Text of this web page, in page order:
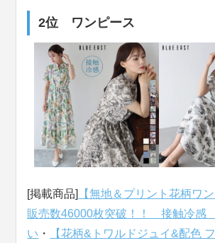
2位 ワンピース
[掲載商品]
【無地＆プリント花柄ワ
販売数46000枚突破！！ 接触冷感
い ・
【花柄&トワルドジュイ&配色